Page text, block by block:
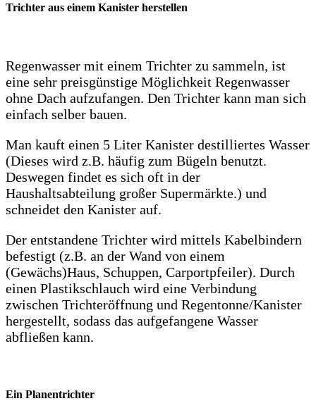
Trichter aus einem Kanister herstellen
Regenwasser mit einem Trichter zu sammeln, ist
eine sehr preisgünstige Möglichkeit Regenwasser
ohne Dach aufzufangen. Den Trichter kann man sich
einfach selber bauen.
Man kauft einen 5 Liter Kanister destilliertes Wasser
(Dieses wird z.B. häufig zum Bügeln benutzt.
Deswegen findet es sich oft in der
Haushaltsabteilung großer Supermärkte.) und
schneidet den Kanister auf.
Der entstandene Trichter wird mittels Kabelbindern
befestigt (z.B. an der Wand von einem
(Gewächs)Haus, Schuppen, Carportpfeiler). Durch
einen Plastikschlauch wird eine Verbindung
zwischen Trichteröffnung und Regentonne/Kanister
hergestellt, sodass das aufgefangene Wasser
abfließen kann.
Ein Planentrichter